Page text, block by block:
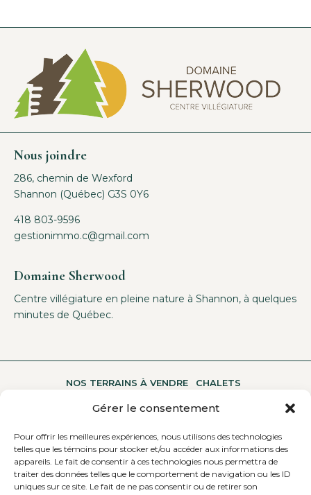
Gérer le consentement
Pour offrir les meilleures expériences, nous utilisons des technologies
telles que les témoins pour stocker et/ou accéder aux informations des
appareils. Le fait de consentir à ces technologies nous permettra de
traiter des données telles que le comportement de navigation ou les ID
uniques sur ce site. Le fait de ne pas consentir ou de retirer son
Nous joindre
286, chemin de Wexford
Shannon (Québec) G3S 0Y6
418 803-9596
gestionimmo.c@gmail.com
Domaine Sherwood
Centre villégiature en pleine nature à Shannon, à quelques
minutes de Québec.
NOS TERRAINS À VENDRE CHALETS
UNE MULTITUDE D’ACTIVITÉS A PROPOS